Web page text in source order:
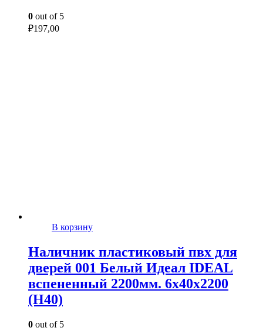
0 out of 5
₽197,00
В корзину
Наличник пластиковый пвх для
дверей 001 Белый Идеал IDEAL
вспененный 2200мм. 6х40х2200
(Н40)
0 out of 5